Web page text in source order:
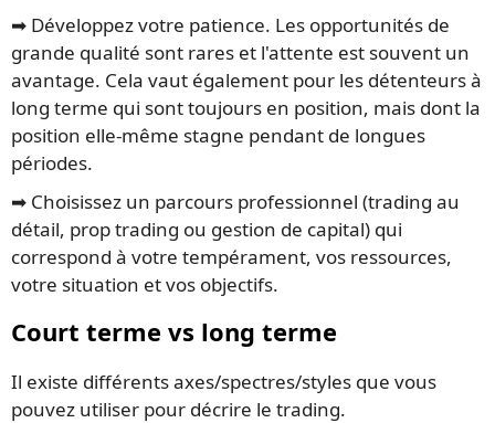
➡️ Développez votre patience. Les opportunités de
grande qualité sont rares et l'attente est souvent un
avantage. Cela vaut également pour les détenteurs à
long terme qui sont toujours en position, mais dont la
position elle-même stagne pendant de longues
périodes.
➡️ Choisissez un parcours professionnel (trading au
détail, prop trading ou gestion de capital) qui
correspond à votre tempérament, vos ressources,
votre situation et vos objectifs.
Court terme vs long terme
Il existe différents axes/spectres/styles que vous
pouvez utiliser pour décrire le trading.